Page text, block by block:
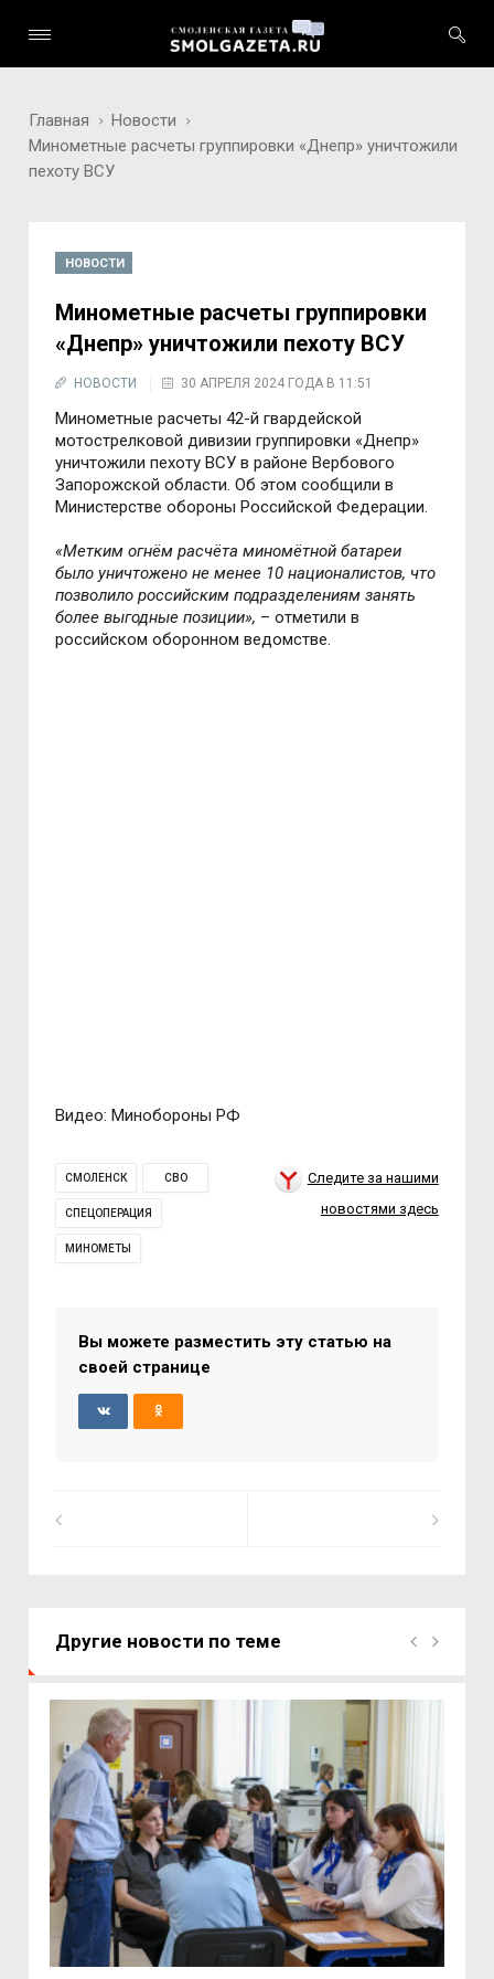
Главная
Новости
Минометные расчеты группировки «Днепр» уничтожили
пехоту ВСУ
НОВОСТИ
Минометные расчеты группировки
«Днепр» уничтожили пехоту ВСУ
НОВОСТИ 30 АПРЕЛЯ 2024 ГОДА В 11:51
Минометные расчеты 42-й гвардейской
мотострелковой дивизии группировки «Днепр»
уничтожили пехоту ВСУ в районе Вербового
Запорожской области. Об этом сообщили в
Министерстве обороны Российской Федерации.
«Метким огнём расчёта миномётной батареи
было уничтожено не менее 10 националистов, что
позволило российским подразделениям занять
более выгодные позиции», – отметили в
российском оборонном ведомстве.
Видео: Минобороны РФ
СМОЛЕНСК СВО
СПЕЦОПЕРАЦИЯ
МИНОМЕТЫ
Следите за нашими
новостями здесь
Вы можете разместить эту статью на
своей странице
Другие новости по теме